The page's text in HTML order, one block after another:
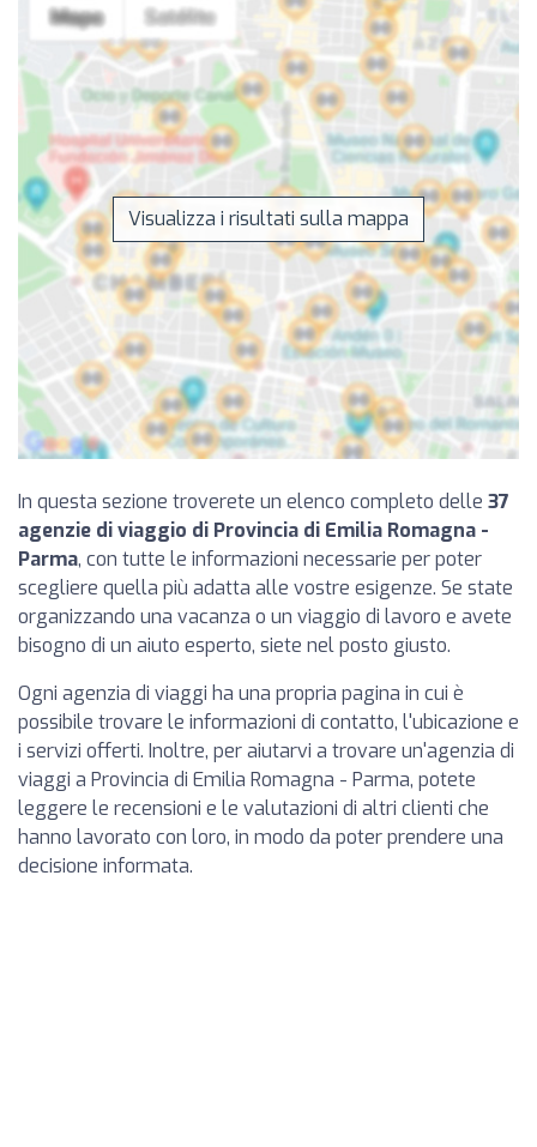
Visualizza i risultati sulla mappa
In questa sezione troverete un elenco completo delle 37
agenzie di viaggio di Provincia di Emilia Romagna -
Parma, con tutte le informazioni necessarie per poter
scegliere quella più adatta alle vostre esigenze. Se state
organizzando una vacanza o un viaggio di lavoro e avete
bisogno di un aiuto esperto, siete nel posto giusto.
Ogni agenzia di viaggi ha una propria pagina in cui è
possibile trovare le informazioni di contatto, l'ubicazione e
i servizi offerti. Inoltre, per aiutarvi a trovare un'agenzia di
viaggi a Provincia di Emilia Romagna - Parma, potete
leggere le recensioni e le valutazioni di altri clienti che
hanno lavorato con loro, in modo da poter prendere una
decisione informata.